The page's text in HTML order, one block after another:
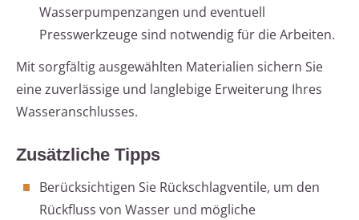
Wasserpumpenzangen und eventuell
Presswerkzeuge sind notwendig für die Arbeiten.
Mit sorgfältig ausgewählten Materialien sichern Sie
eine zuverlässige und langlebige Erweiterung Ihres
Wasseranschlusses.
Zusätzliche Tipps
Berücksichtigen Sie Rückschlagventile, um den
Rückfluss von Wasser und mögliche